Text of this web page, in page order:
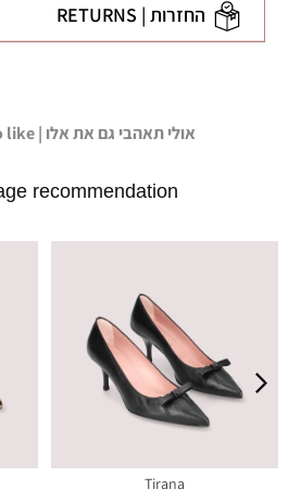
החזרות | RETURNS
You might also like | אולי תאהבי גם את אלו
recommendation
Tirana